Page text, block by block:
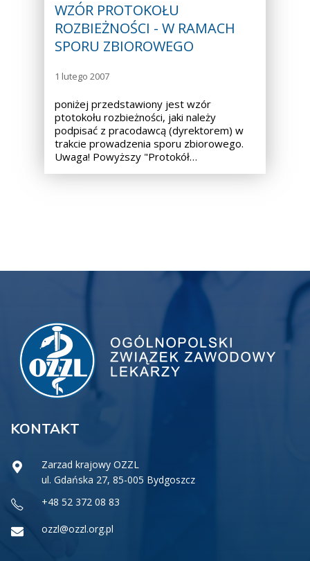
WZÓR PROTOKOŁU
ROZBIEŻNOŚCI - W RAMACH
SPORU ZBIOROWEGO
1 lutego 2007
poniżej przedstawiony jest wzór
ptotokołu rozbieżności, jaki należy
podpisać z pracodawcą (dyrektorem) w
trakcie prowadzenia sporu zbiorowego.
Uwaga! Powyższy "Protokół…
KONTAKT
Zarzad krajowy OZZL
ul. Gdańska 27, 85-005 Bydgoszcz
+48 52 372 08 83
ozzl@ozzl.org.pl